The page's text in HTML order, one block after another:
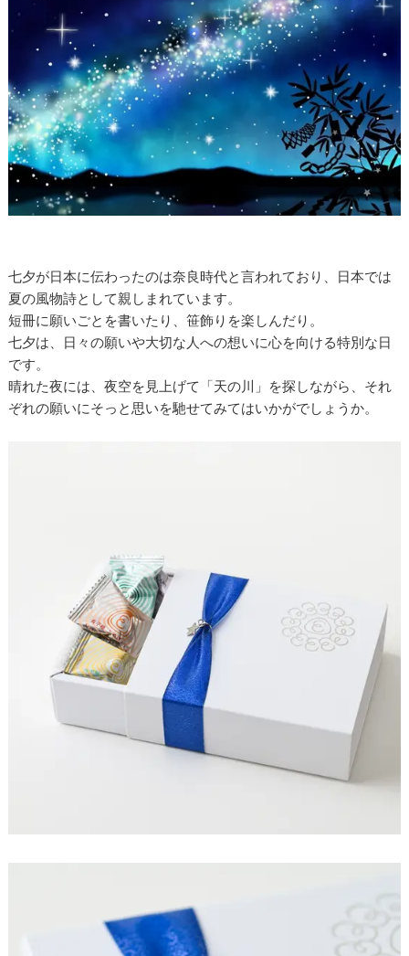
七夕が日本に伝わったのは奈良時代と言われており、日本では
夏の風物詩として親しまれています。
短冊に願いごとを書いたり、笹飾りを楽しんだり。
七夕は、日々の願いや大切な人への想いに心を向ける特別な日
です。
晴れた夜には、夜空を見上げて「天の川」を探しながら、それ
ぞれの願いにそっと思いを馳せてみてはいかがでしょうか。